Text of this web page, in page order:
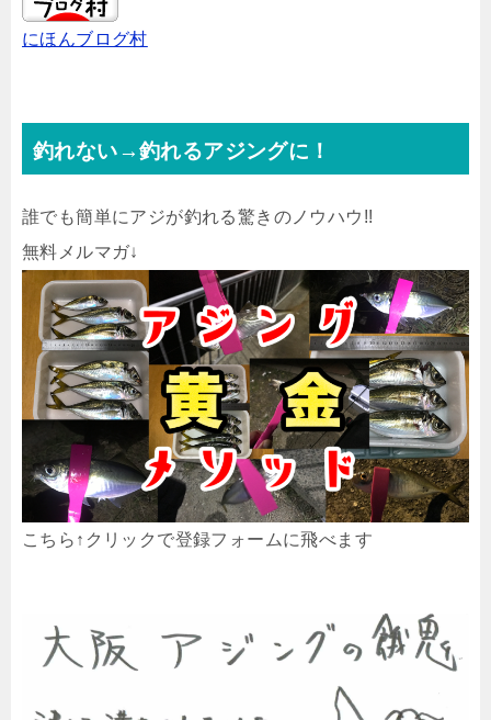
にほんブログ村
釣れない→釣れるアジングに！
誰でも簡単にアジが釣れる驚きのノウハウ!!
無料メルマガ↓
こちら↑クリックで登録フォームに飛べます